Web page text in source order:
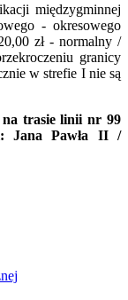
międzygminnej
- okresowego
zł - normalny /
granicy
w strefie I nie są
trasie linii nr 99
Jana Pawła II /